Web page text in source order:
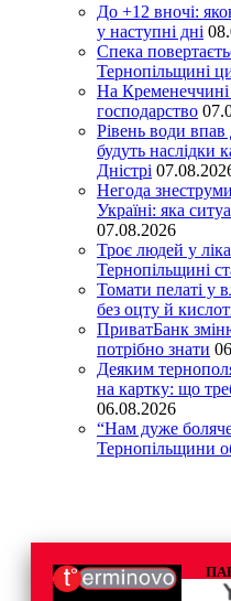
До +12 вночі:
у наступні дні
Спека
Тернопільщині
На Кременеччині
господарство
Рівень води впав
будуть наслідки
Дністрі
Негода
Україні: яка
07.08.2026
Троє людей у
Тернопільщині
Томати пелаті у
без оцту й
ПриватБанк
потрібно знати
Деяким
на картку: що
06.08.2026
“Нам дуже
Тернопільщини